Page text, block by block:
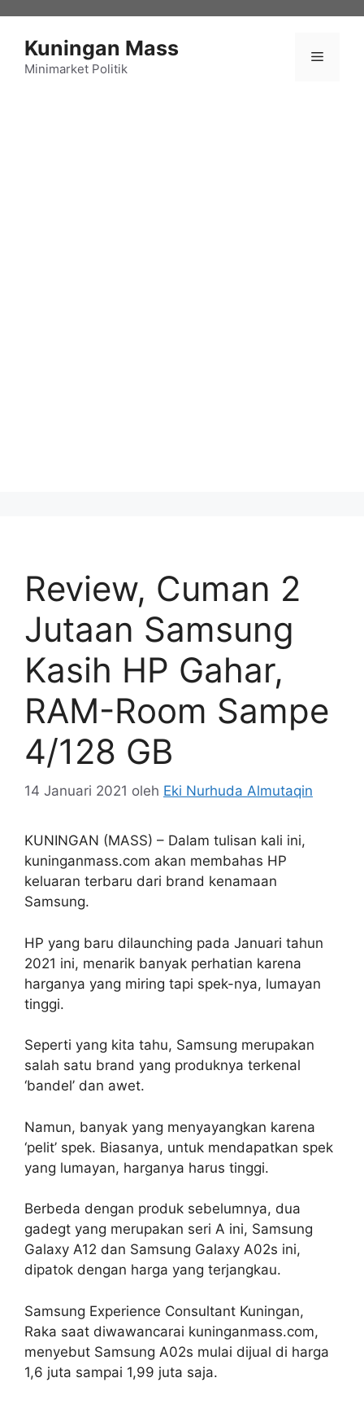
Kuningan Mass
Minimarket Politik
Menu
Review, Cuman 2
Jutaan Samsung
Kasih HP Gahar,
RAM-Room Sampe
4/128 GB
14 Januari 2021 oleh Eki Nurhuda Almutaqin
KUNINGAN (MASS) – Dalam tulisan kali ini,
kuninganmass.com akan membahas HP
keluaran terbaru dari brand kenamaan
Samsung.
HP yang baru dilaunching pada Januari tahun
2021 ini, menarik banyak perhatian karena
harganya yang miring tapi spek-nya, lumayan
tinggi.
Seperti yang kita tahu, Samsung merupakan
salah satu brand yang produknya terkenal
‘bandel’ dan awet.
Namun, banyak yang menyayangkan karena
‘pelit’ spek. Biasanya, untuk mendapatkan spek
yang lumayan, harganya harus tinggi.
Berbeda dengan produk sebelumnya, dua
gadegt yang merupakan seri A ini, Samsung
Galaxy A12 dan Samsung Galaxy A02s ini,
dipatok dengan harga yang terjangkau.
Samsung Experience Consultant Kuningan,
Raka saat diwawancarai kuninganmass.com,
menyebut Samsung A02s mulai dijual di harga
1,6 juta sampai 1,99 juta saja.